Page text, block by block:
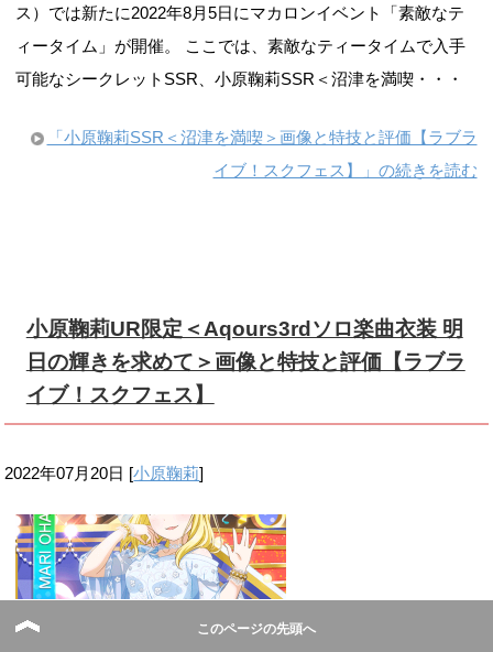
ス）では新たに2022年8月5日にマカロンイベント「素敵なテ
ィータイム」が開催。 ここでは、素敵なティータイムで入手
可能なシークレットSSR、小原鞠莉SSR＜沼津を満喫・・・
「小原鞠莉SSR＜沼津を満喫＞画像と特技と評価【ラブラ
イブ！スクフェス】」の続きを読む
小原鞠莉UR限定＜Aqours3rdソロ楽曲衣装 明
日の輝きを求めて＞画像と特技と評価【ラブラ
イブ！スクフェス】
2022年07月20日 [小原鞠莉]
このページの先頭へ